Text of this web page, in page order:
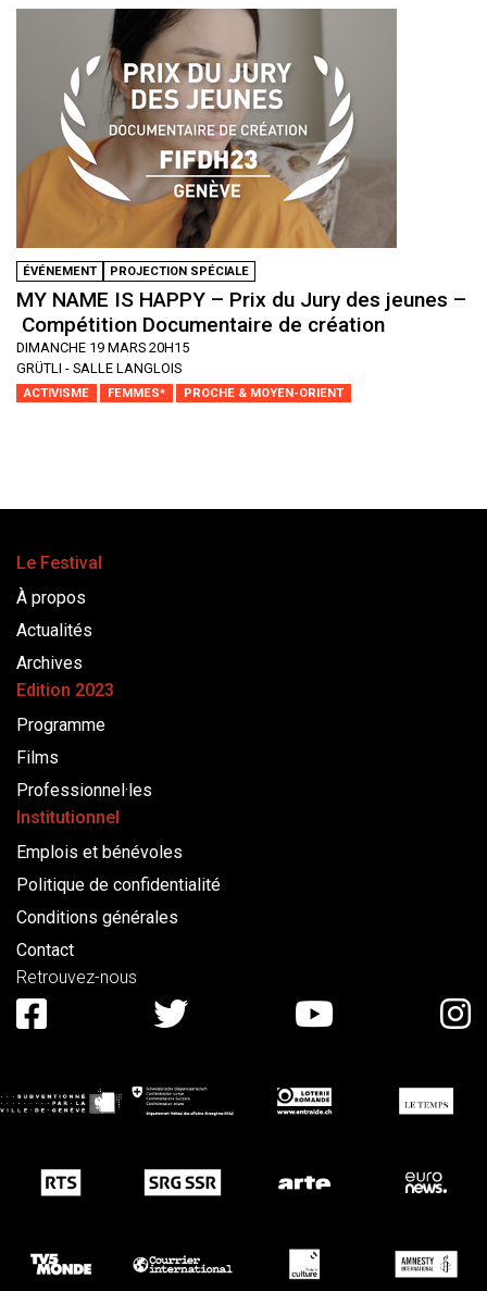
ÉVÉNEMENT PROJECTION SPÉCIALE
MY NAME IS HAPPY – Prix du Jury des jeunes –
Compétition Documentaire de création
DIMANCHE 19 MARS 20H15
GRÜTLI - SALLE LANGLOIS
ACTIVISME FEMMES* PROCHE & MOYEN-ORIENT
Le Festival
À propos
Actualités
Archives
Edition 2023
Programme
Films
Professionnel·les
Institutionnel
Emplois et bénévoles
Politique de confidentialité
Conditions générales
Contact
Retrouvez-nous